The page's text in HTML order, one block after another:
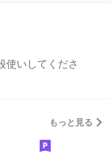
使いしてくださ
もっと見る